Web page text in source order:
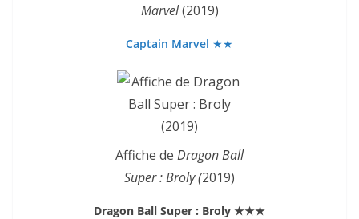
Marvel(2019)
Captain Marvel ★★
Affiche de Dragon Ball
Super : Broly (2019)
Dragon Ball Super : Broly ★★★